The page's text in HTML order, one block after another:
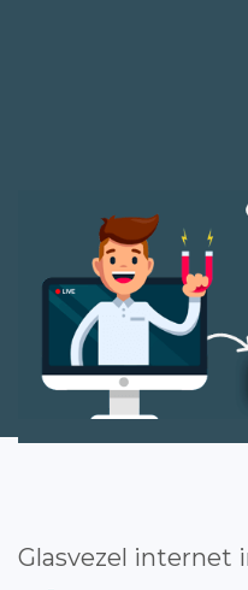
Glasvezel internet